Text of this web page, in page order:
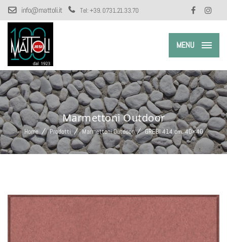
info@mattoli.it Tel:+39. 0731.21.33.70
MENU
Marmettoni Outdoor
Home Prodotti Marmettoni Outdoor GREBI 414 cm. 40×40